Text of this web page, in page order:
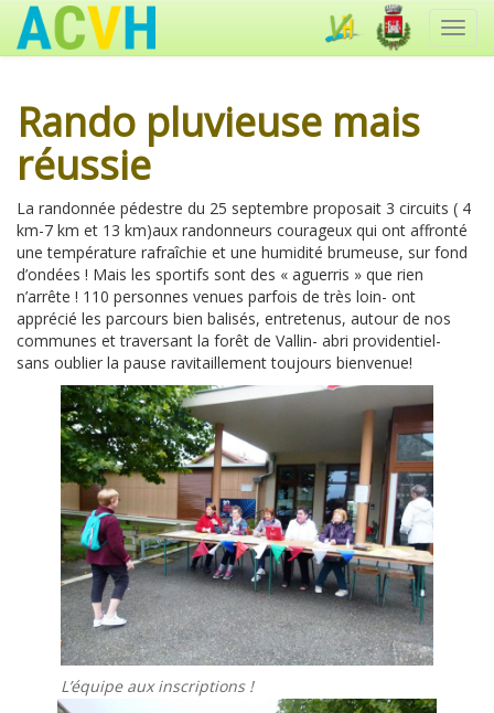
Rando pluvieuse mais
réussie
La randonnée pédestre du 25 septembre proposait 3 circuits ( 4
km-7 km et 13 km)aux randonneurs courageux qui ont affronté
une température rafraîchie et une humidité brumeuse, sur fond
d’ondées ! Mais les sportifs sont des « aguerris » que rien
n’arrête ! 110 personnes venues parfois de très loin- ont
apprécié les parcours bien balisés, entretenus, autour de nos
communes et traversant la forêt de Vallin- abri providentiel-
sans oublier la pause ravitaillement toujours bienvenue!
L’équipe aux inscriptions !